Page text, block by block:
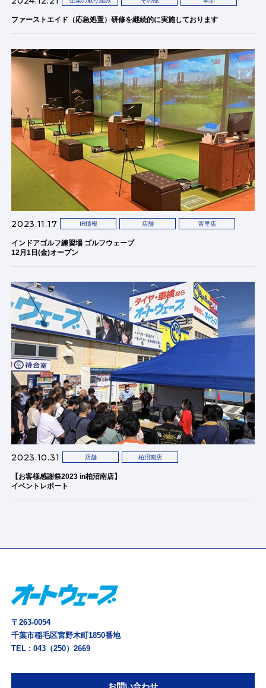
ファーストエイド（応急処置）研修を継続的に実施しております
2023.11.17 IR情報 店舗 富里店
インドアゴルフ練習場 ゴルフウェーブ
12月1日(金)オープン
2023.10.31 店舗 柏沼南店
【お客様感謝祭2023 in柏沼南店】
イベントレポート
〒263-0054
千葉市稲毛区宮野木町1850番地
TEL :043（250）2669